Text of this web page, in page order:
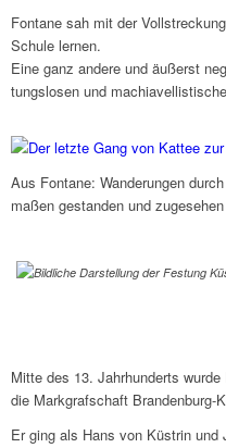
Fontane sah mit der
Schule lernen.
Eine ganz andere und äußerst
tungs­lo­sen und
Aus Fontane: Wande­run­gen
ma­ßen gestan­den und
Mitte des 13. Jahr­hun­derts
die Mark­graf­schaft Bran­den­burg-
Er ging als Hans von Küstrin